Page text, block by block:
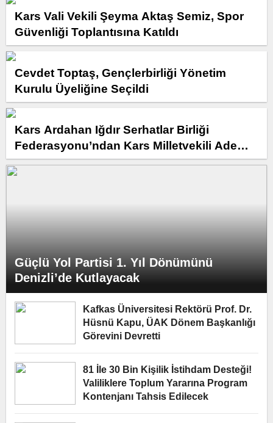
Hakkında İşlem
Kars Vali Vekili Şeyma Aktaş Semiz, Spor
Güvenliği Toplantısına Katıldı
Cevdet Toptaş, Gençlerbirliği Yönetim
Kurulu Üyeliğine Seçildi
Kars Ardahan Iğdır Serhatlar Birliği
Federasyonu’ndan Kars Milletvekili Adem
Çalkın’a Anlamlı Ziyaret
Güçlü Yol Partisi 1. Yıl Dönümünü
Denizli’de Kutlayacak
Kafkas Üniversitesi Rektörü Prof. Dr.
Hüsnü Kapu, ÜAK Dönem Başkanlığı
Görevini Devretti
81 İle 30 Bin Kişilik İstihdam Desteği!
Valiliklere Toplum Yararına Program
Kontenjanı Tahsis Edilecek